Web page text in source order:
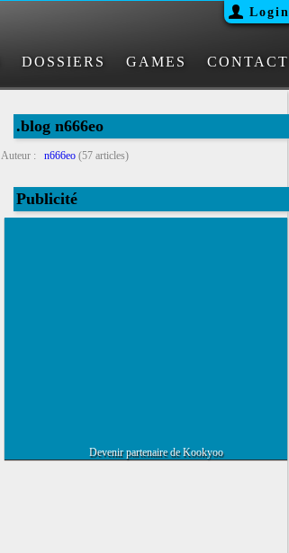
Login
DOSSIERS GAMES CONTACT
.blog n666eo
Auteur : n666eo (57 articles)
Publicité
Devenir partenaire de Kookyoo